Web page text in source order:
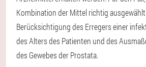
Kombination der Mittel richtig
Berücksichtigung des Erregers einer
des Alters des Patienten und des
des Gewebes der Prostata.